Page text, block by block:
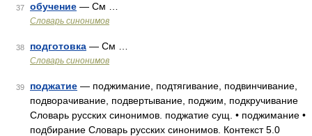
37 обучение — См …
Словарь синонимов
38 подготовка — См …
Словарь синонимов
39 поджатие — поджимание, подтягивание, подвинчивание,
подворачивание, подвертывание, поджим, подкручивание
Словарь русских синонимов. поджатие сущ. • поджимание •
подбирание Словарь русских синонимов. Контекст 5.0